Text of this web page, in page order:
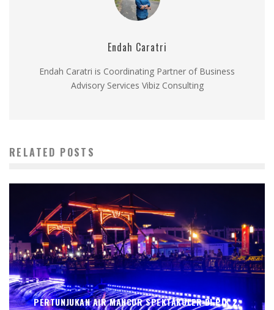
Endah Caratri
Endah Caratri is Coordinating Partner of Business
Advisory Services Vibiz Consulting
RELATED POSTS
PERTUNJUKAN AIR MANCUR SPEKTAKULER DI PIK 2,